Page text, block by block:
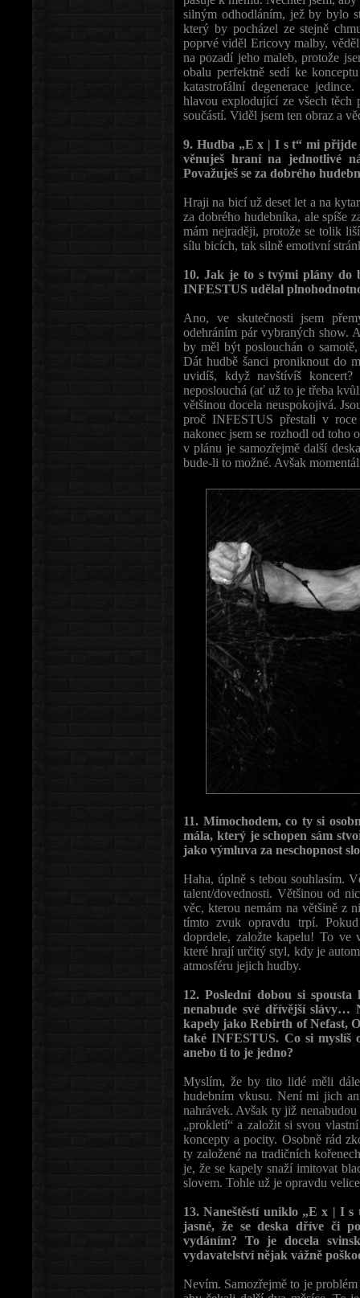
silným odhodláním, jež by bylo
který by pocházel ze stejně
poprvé viděl Ericovy malby,
na pozadí jeho maleb, protože
obalu perfektně sedí ke
katastrofální degenerace
hlavou explodující ze všech těch
součástí. Viděl jsem ten obraz a
9. Hudba „E x | I s t“ mi přijde
věnuješ hraní na jednotlivé
Považuješ se za dobrého
Hraji na bicí už deset let a na
za dobrého hudebníka, ale spíše
mám nejraději, protože se tolik
sílu bicích, tak silně emotivní
10. Jak je to s tvými plány do
INFESTUS udělal
Ano, ve skutečnosti jsem
odehráním pár vybraných show.
by měl být poslouchán o
Dát hudbě šanci proniknout do
uvidíš, když navštívíš
neposlouchá (ať už to je třeba
většinou docela neuspokojivá.
proč INFESTUS přestali v
nakonec jsem se rozhodl od toho
v plánu je samozřejmě další
bude-li to možné. Avšak
11. Mimochodem, co ty si
mála, který je schopen sám
jako výmluva za neschopnost
Haha, úplně s tebou souhlasím.
talent/dovednosti. Většinou od
věc, kterou nemám na většině z
tímto zvuk opravdu trpí.
doprdele, založte kapelu! To ve
které hrají určitý styl, kdy je
atmosféru jejich hudby.
12. Poslední dobou si
nenabude své dřívější slávy…
kapely jako Rebirth of Nefast,
také INFESTUS. Co si myslíš
anebo ti to je jedno?
Myslím, že by tito lidé měli
hudebním vkusu. Není mi jich
nahrávek. Avšak ty již
„prokletí“ a založit si svou
koncepty a pocity. Osobně rád
ty založené na tradičních
je, že se kapely snaží imitovat
slovem. Tohle už je opravdu
13. Naneštěstí uniklo „E x | I
jasné, že se deska dříve či
vydáním? To je docela
vydavatelství nějak vážně
Nevím. Samozřejmě to je